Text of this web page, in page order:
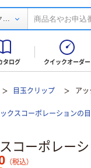
...
タログ クイックオーダー
目玉クリップ ア
クスコーポレーションの
コーポレー
（税込）